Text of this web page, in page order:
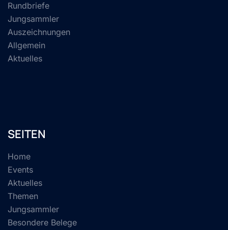
Rundbriefe
Jungsammler
Auszeichnungen
Allgemein
Aktuelles
SEITEN
Home
Events
Aktuelles
Themen
Jungsammler
Besondere Belege